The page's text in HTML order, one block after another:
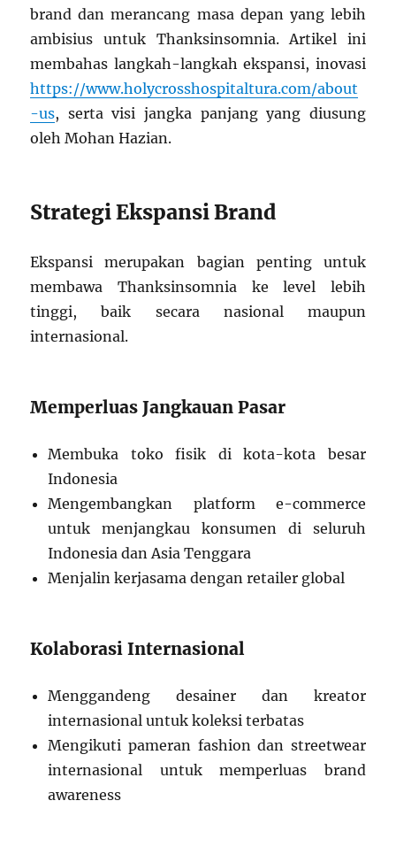
brand dan merancang masa depan yang lebih
ambisius untuk Thanksinsomnia. Artikel ini
membahas langkah-langkah ekspansi, inovasi
https://www.holycrosshospitaltura.com/about
-us, serta visi jangka panjang yang diusung
oleh Mohan Hazian.
Strategi Ekspansi Brand
Ekspansi merupakan bagian penting untuk
membawa Thanksinsomnia ke level lebih
tinggi, baik secara nasional maupun
internasional.
Memperluas Jangkauan Pasar
Membuka toko fisik di kota-kota besar
Indonesia
Mengembangkan platform e-commerce
untuk menjangkau konsumen di seluruh
Indonesia dan Asia Tenggara
Menjalin kerjasama dengan retailer global
Kolaborasi Internasional
Menggandeng desainer dan kreator
internasional untuk koleksi terbatas
Mengikuti pameran fashion dan streetwear
internasional untuk memperluas brand
awareness